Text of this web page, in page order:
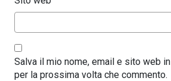
Salva il mio nome, email e sito web
per la prossima volta che commento.